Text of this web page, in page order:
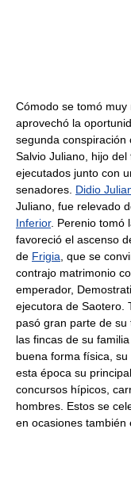
Cómodo se tomó
aprovechó la
segunda conspiración
Salvio Juliano, hijo
ejecutados junto con
senadores. Didio
Juliano, fue relevado
Inferior. Perenio tomó
favoreció el ascenso
de Frigia , que se
contrajo matrimonio
emperador,
ejecutora de Saotero.
pasó gran parte de
las fincas de su
buena forma física,
esta época su
concursos hípicos,
hombres. Estos se
en ocasiones también